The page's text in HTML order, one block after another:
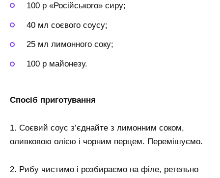
100 р «Російського» сиру;
40 мл соєвого соусу;
25 мл лимонного соку;
100 р майонезу.
Спосіб приготування
1. Соєвий соус з’єднайте з лимонним соком,
оливковою олією і чорним перцем. Перемішуємо.
2. Рибу чистимо і розбираємо на філе, ретельно